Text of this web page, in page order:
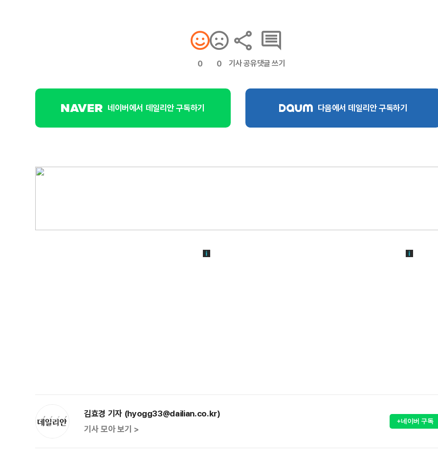
0 0 기사 공유댓글 쓰기
네이버에서 데일리안 구독하기 다음에서 데일리안 구독하기
김효경 기자 (hyogg33@dailian.co.kr)
기사 모아 보기 >
+네이버 구독